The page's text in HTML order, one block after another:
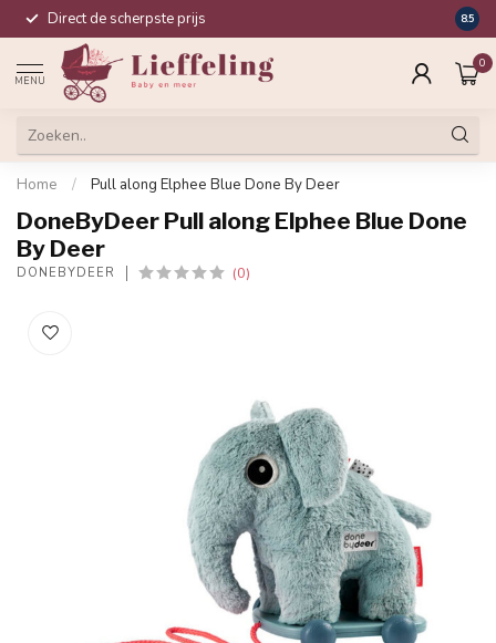
Direct de scherpste prijs 8.5
MENU
0
Home / Pull along Elphee Blue Done By Deer
DoneByDeer Pull along Elphee Blue Done
By Deer
DONEBYDEER (0)